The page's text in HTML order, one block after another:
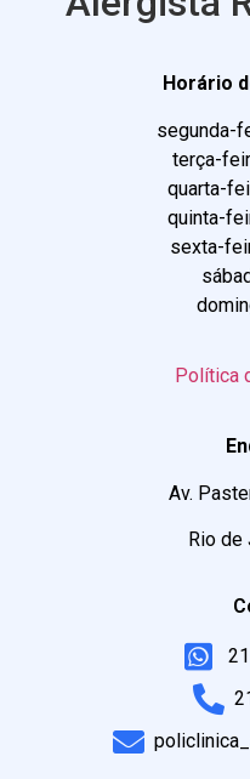
Horário
segunda-
terça-
quarta-
quinta-
sexta-
Política
Av.
Rio